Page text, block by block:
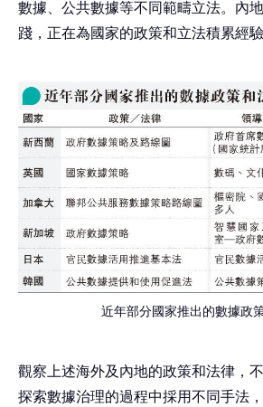
數據、公共數據等不同範疇立法。內
踐，正在為國家的政策和立法積累經驗
近年部分國家推出的數據政
觀察上述海外及內地的政策和法律，
探索數據治理的過程中採用不同手法